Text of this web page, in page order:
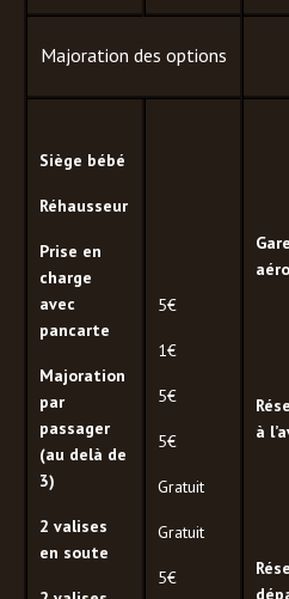
Majoration des options
Siège bébé
Réhausseur
Prise en
charge
avec
pancarte
Majoration
par
passager
(au delà de
3)
2 valises
en soute
5€
1€
5€
5€
Gratuit
Gratuit
5€
à